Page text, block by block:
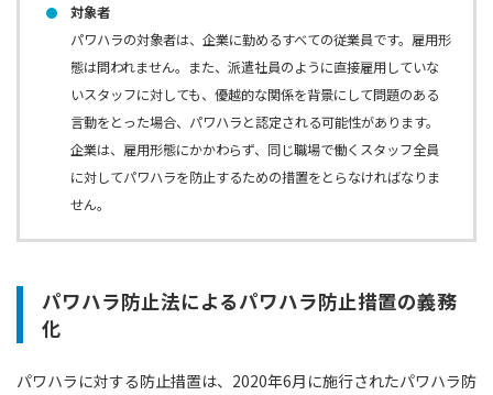
対象者
パワハラの対象者は、企業に勤めるすべての従業員です。雇用形
態は問われません。また、派遣社員のように直接雇用していな
いスタッフに対しても、優越的な関係を背景にして問題のある
言動をとった場合、パワハラと認定される可能性があります。
企業は、雇用形態にかかわらず、同じ職場で働くスタッフ全員
に対してパワハラを防止するための措置をとらなければなりま
せん。
パワハラ防止法によるパワハラ防止措置の義務
化
パワハラに対する防止措置は、2020年6月に施行されたパワハラ防